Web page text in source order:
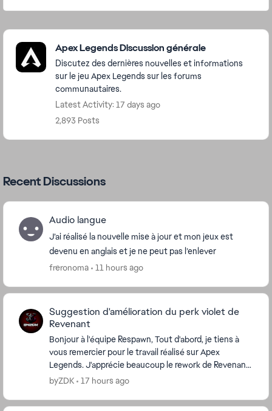
Featured Places
Apex Legends Discussion générale
Discutez des dernières nouvelles et informations
sur le jeu Apex Legends sur les forums
communautaires.
Latest Activity: 17 days ago
2,893 Posts
Recent Discussions
Audio langue
J’ai réalisé la nouvelle mise à jour et mon jeux est
devenu en anglais et je ne peut pas l’enlever
freronoma
11 hours ago
Suggestion d'amélioration du perk violet de
Revenant
Bonjour à l'équipe Respawn, Tout d'abord, je tiens à
vous remercier pour le travail réalisé sur Apex
Legends. J'apprécie beaucoup le rework de Revenant
et je pense que ses capacités sont aujourd'hui...
byZDK 17 hours ago